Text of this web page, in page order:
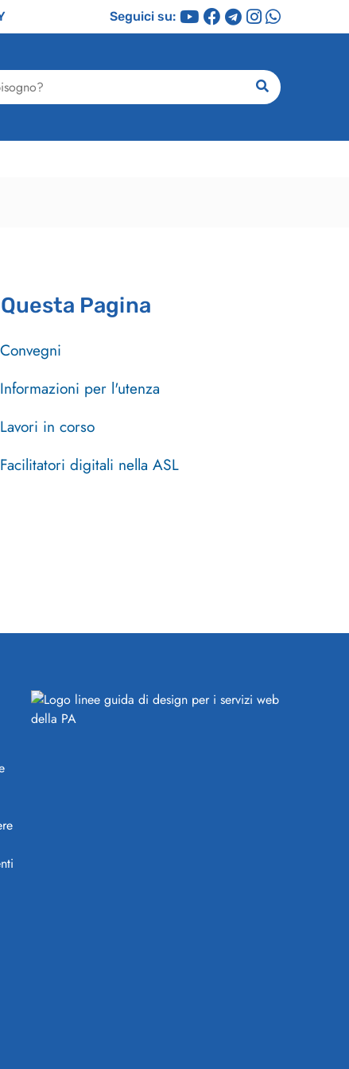
Seguici su:
ricerca
Pagina
Convegni
Informazioni per l'utenza
Lavori in corso
Facilitatori digitali nella ASL